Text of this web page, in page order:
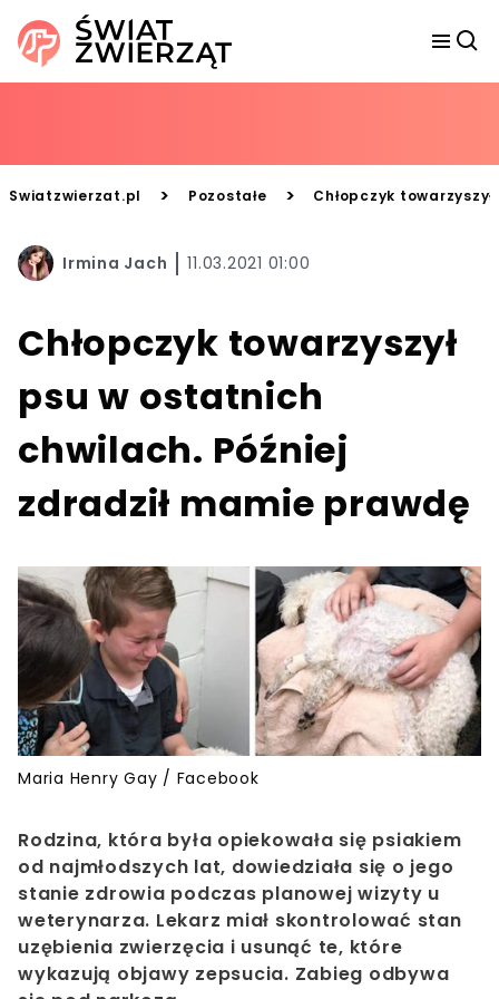
Swiatzwierzat.pl > Pozostałe > Chłopczyk
Irmina Jach 11.03.2021 01:00
Chłopczyk towarzyszył
psu w ostatnich
chwilach. Później
zdradził mamie prawdę
Maria Henry Gay / Facebook
Rodzina, która była opiekowała się psiakiem
od najmłodszych lat, dowiedziała się o jego
stanie zdrowia podczas planowej wizyty u
weterynarza. Lekarz miał skontrolować stan
uzębienia zwierzęcia i usunąć te, które
wykazują objawy zepsucia. Zabieg odbywa